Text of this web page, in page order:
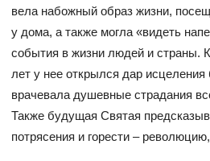
вела набожный образ жизни,
у дома, а также могла «видеть
события в жизни людей и страны.
лет у нее открылся дар
врачевала душевные страдания
Также будущая Святая
потрясения и горести –